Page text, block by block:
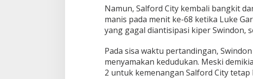
a
A
Namun, Salford City kembali bangkit
manis pada menit ke-68 ketika Luke
yang gagal diantisipasi kiper Swindon,
Pada sisa waktu pertandingan,
menyamakan kedudukan. Meski
2 untuk kemenangan Salford City tetap